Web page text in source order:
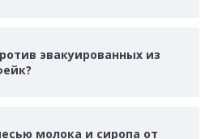
эвакуированных из
молока и сиропа от